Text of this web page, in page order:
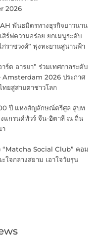
2026
พันธมิตรทางธุรกิจยาวนาน
ร์ฟความอร่อย ยกเมนูระดับ
ราชวงศ์” พุ่งทะยานสู่น่านฟ้า
าร์ต อารยา” ร่วมเทศกาลระดับ
Amsterdam 2026 ประกาศ
ทยสู่สายตาชาวโลก
ปี แห่งสัญลักษณ์ตรีศูล สู่บท
แกรนด์ทัวร์ จีน-อิตาลี ณ ถิ่น
า
“Matcha Social Club” คอม
ใจกลางสยาม เอาใจวัยรุ่น